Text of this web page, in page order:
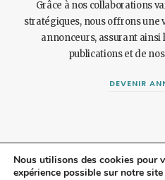
Grâce à nos collaborations
stratégiques, nous offrons une
annonceurs, assurant ainsi
publications et de
DEVENIR
Nous utilisons des cookies pour
expérience possible sur notre